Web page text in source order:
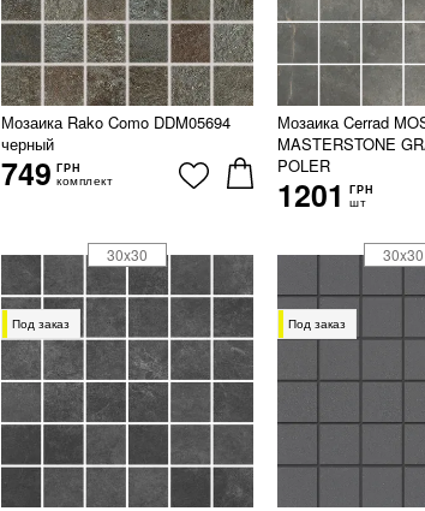
Мозаика Rako Como DDM05694
черный
749 ГРН
комплект
Мозаика Cerrad
MASTERSTONE
POLER
1201 ГРН
шт
Под заказ
30x30
Под заказ
30x30